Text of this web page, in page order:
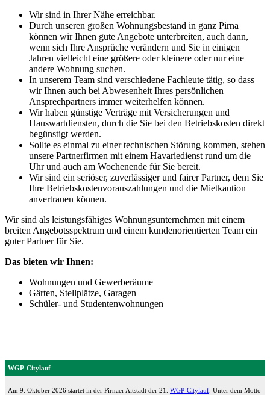
Wir sind in Ihrer Nähe erreichbar.
Durch unseren großen Wohnungsbestand in ganz Pirna
können wir Ihnen gute Angebote unterbreiten, auch dann,
wenn sich Ihre Ansprüche verändern und Sie in einigen
Jahren vielleicht eine größere oder kleinere oder nur eine
andere Wohnung suchen.
In unserem Team sind verschiedene Fachleute tätig, so dass
wir Ihnen auch bei Abwesenheit Ihres persönlichen
Ansprechpartners immer weiterhelfen können.
Wir haben günstige Verträge mit Versicherungen und
Hauswartdiensten, durch die Sie bei den Betriebskosten direkt
begünstigt werden.
Sollte es einmal zu einer technischen Störung kommen, stehen
unsere Partnerfirmen mit einem Havariedienst rund um die
Uhr und auch am Wochenende für Sie bereit.
Wir sind ein seriöser, zuverlässiger und fairer Partner, dem Sie
Ihre Betriebskostenvorauszahlungen und die Mietkaution
anvertrauen können.
Wir sind als leistungsfähiges Wohnungsunternehmen mit einem
breiten Angebotsspektrum und einem kundenorientierten Team ein
guter Partner für Sie.
Das bieten wir Ihnen:
Wohnungen und Gewerberäume
Gärten, Stellplätze, Garagen
Schüler- und Studentenwohnungen
WGP-Citylauf
Am 9. Oktober 2026 startet in der Pirnaer Altstadt der 21. WGP-Citylauf . Unter dem Motto